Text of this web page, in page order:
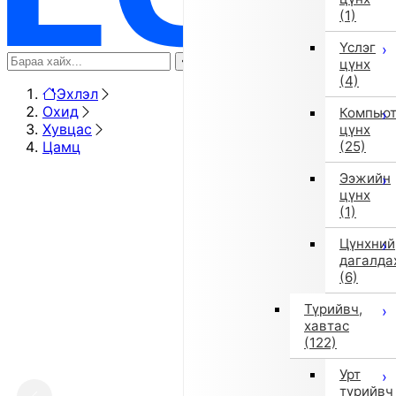
(1)
Үслэг
цүнх
(4)
цүнх
(25)
Ээжийн
цүнх
(1)
Цүнхний
(6)
Түрийвч,
хавтас
(122)
Урт
түрийвч
Эхлэл
Охид
Хувцас
Цамц